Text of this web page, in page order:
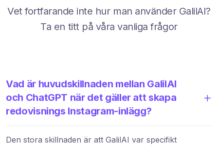
Vet fortfarande inte hur man använder GalilAI?
Ta en titt på våra vanliga frågor
Vad är huvudskillnaden mellan GalilAI
och ChatGPT när det gäller att skapa
redovisnings Instagram-inlägg?
Den stora skillnaden är att GalilAI var specifikt